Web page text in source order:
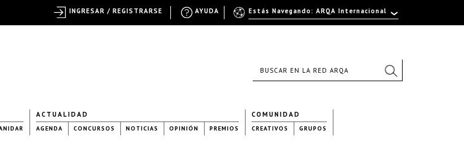
ACTUALIDAD
AGENDA CONCURSOS NOTICIAS OPINIÓN PREMIOS
COMUNIDAD
CREATIVOS GRUPOS
Estás Navegando: ARQA Internacional
AYUDA
INGRESAR / REGISTRARSE